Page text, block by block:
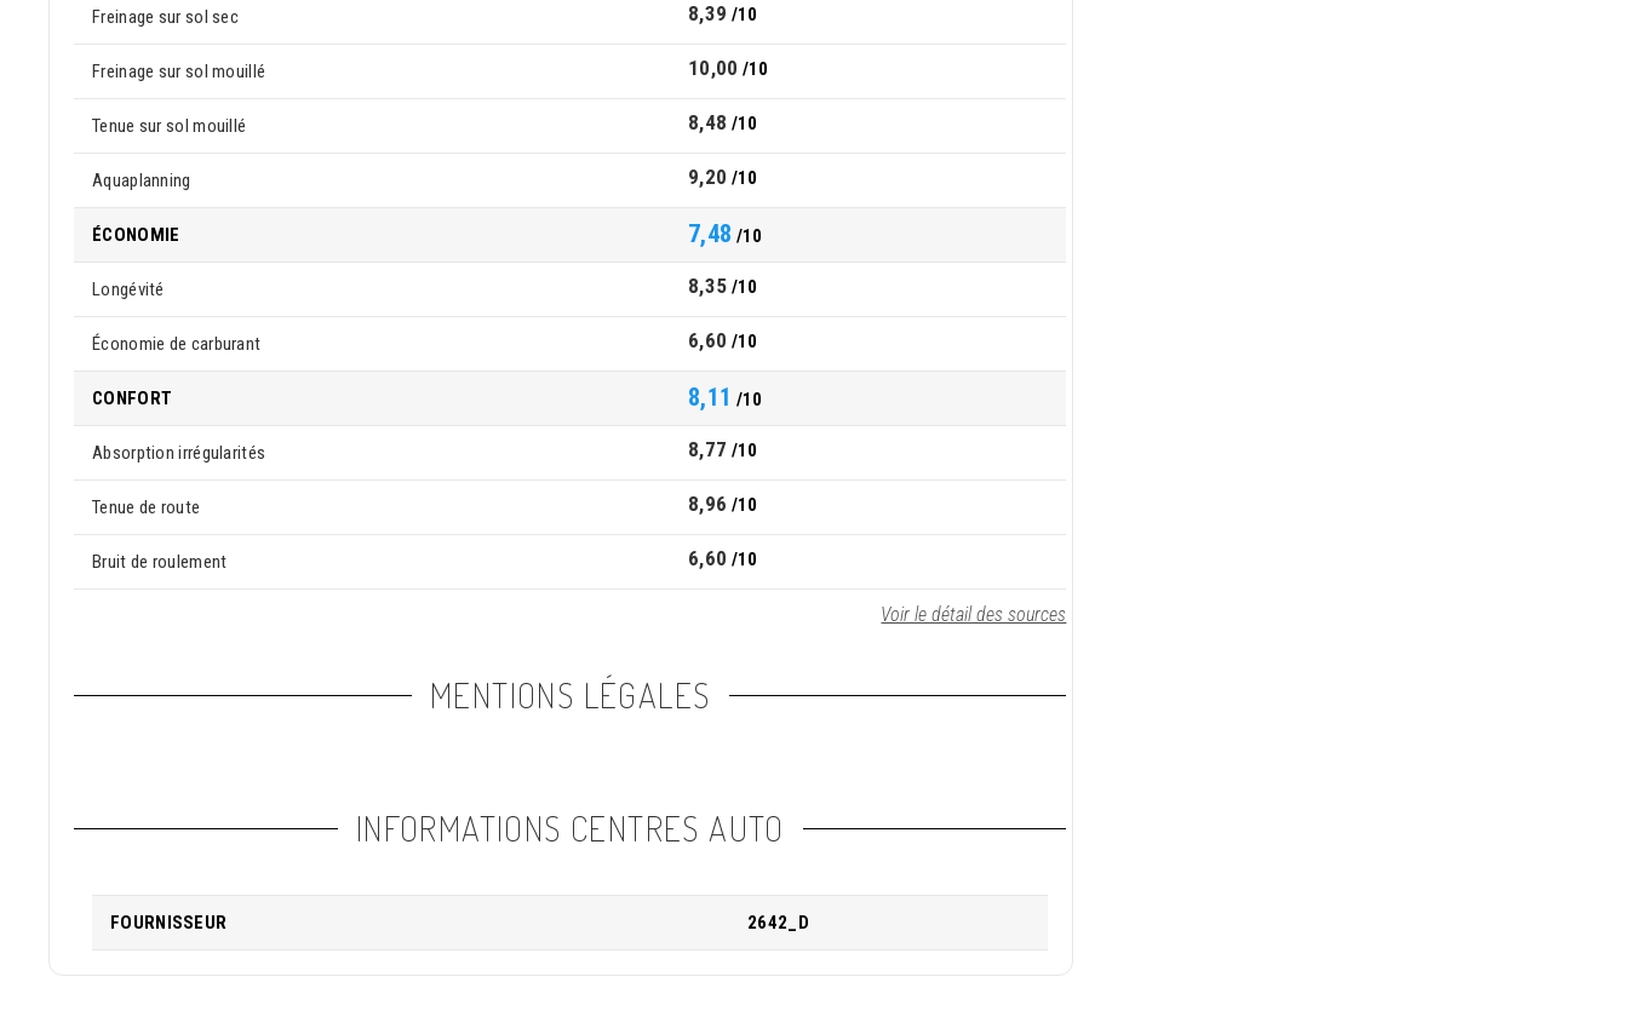
Freinage sur sol sec 8,39 /10
Freinage sur sol mouillé 10,00 /10
Tenue sur sol mouillé 8,48 /10
Aquaplanning 9,20 /10
ÉCONOMIE 7,48 /10
Longévité 8,35 /10
Économie de carburant 6,60 /10
CONFORT 8,11 /10
Absorption irrégularités 8,77 /10
Tenue de route 8,96 /10
Bruit de roulement 6,60 /10
Voir le détail des sources
MENTIONS LÉGALES
INFORMATIONS CENTRES AUTO
FOURNISSEUR 2642_D